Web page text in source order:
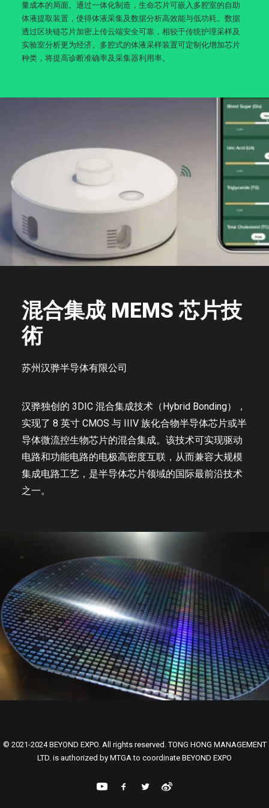
量成本的局面。通过一体化制造，生命芯片可嵌入多腔室的自助
体液提取装置，使得体液采集及数据分析高效能与低功耗。数据
透过区块链芯片加密上传云端安全可靠，相较于传统护理采样及
实验室分析更为经济。多腔式的体液采样装置可定制化增加芯片
种类，将提高诊断准确率及采集器利用率。
混合集成 MEMS 芯片技
術
苏州汉骅半导体有限公司
汉骅独创的 3DIC 混合集成技术（Hybrid Bonding），
实现了 8 英寸 CMOS 与 IIIV 族化合物半导体芯片或半
导体微流控生物芯片的混合集成。该技术可实现驱动
电路和功能电路的电极高密度互联，从而兼容大规模
集成电路工艺，是半导体芯片领域的国际最前沿技术
之一。
© 2021-2024 BEYOND EXPO. All rights reserved. TONG HONG MANAGEMENT
LTD. is authorized by MTGA to coordinate BEYOND EXPO